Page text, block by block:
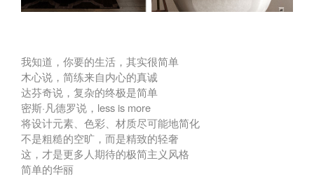
我知道，你要的生活，其实很简单
木心说，简练来自内心的真诚
达芬奇说，复杂的终极是简单
密斯·凡德罗说，less is more
将设计元素、色彩、材质尽可能地简化
不是粗糙的空旷，而是精致的轻奢
这，才是更多人期待的极简主义风格
简单的华丽